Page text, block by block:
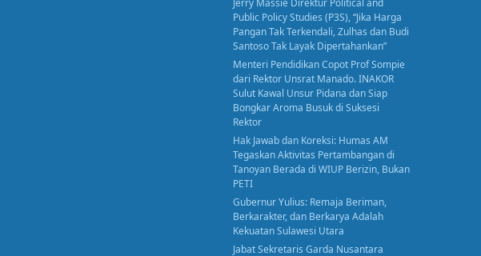
Jerry Massie Direktur Political and
Public Policy Studies (P3S), “Jika Harga
Pangan Tak Terkendali, Zulhas dan Budi
Santoso Tak Layak Dipertahankan”
Menteri Pendidikan Copot Prof Sompie
dari Rektor Unsrat Manado. INAKOR
Sulut Kawal Unsur Pidana dan Siap
Bongkar Aroma Busuk di Suksesi
Rektor
Hak Jawab dan Koreksi: Humas AM
Tegaskan Aktivitas Pertambangan di
Tanoyan Berada di WIUP Berizin, Bukan
PETI
Gubernur Yulius: Remaja Beriman,
Berkarakter, dan Berkarya Adalah
Kekuatan Sulawesi Utara
Jabat Sekretaris Garda Nusantara